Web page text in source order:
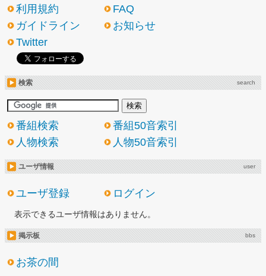
利用規約
FAQ
ガイドライン
お知らせ
Twitter
検索 search
番組検索
番組50音索引
人物検索
人物50音索引
ユーザ情報 user
ユーザ登録 ログイン
表示できるユーザ情報はありません。
掲示板 bbs
お茶の間